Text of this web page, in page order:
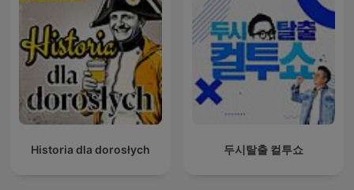
Historia dla dorosłych 두시탈출 컬투쇼